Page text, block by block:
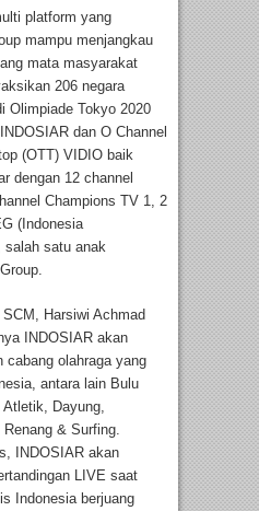
platform yang
mampu menjangkau
mata masyarakat
206 negara
Olimpiade Tokyo 2020
dan O Channel
(OTT) VIDIO baik
dengan 12 channel
Champions TV 1, 2
(Indonesia
salah satu anak
Harsiwi Achmad
INDOSIAR akan
cabang olahraga yang
antara lain Bulu
Dayung,
& Surfing.
INDOSIAR akan
LIVE saat
Indonesia berjuang